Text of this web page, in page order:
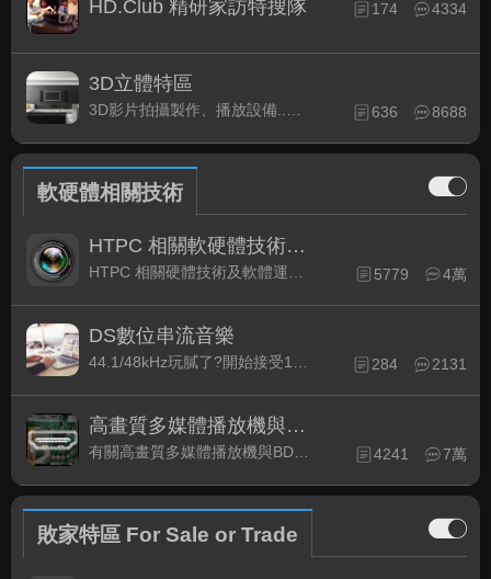
HD.Club 精研家訪特搜隊 174 4334
3D立體特區
3D影片拍攝製作、播放設備..等相關討論 636 8688
軟硬體相關技術
HTPC 相關軟硬體技術及運用
5779 4萬
DS數位串流音樂
284 2131
高畫質多媒體播放機與BD討論區
有關高畫質多媒體播放機與BD相關討論區 4241 7萬
敗家特區 For Sale or Trade